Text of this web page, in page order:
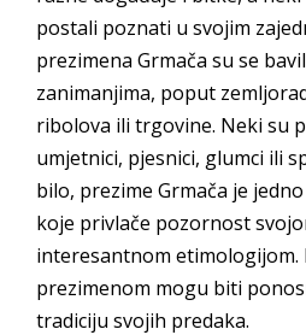
postali poznati u svojim
prezimena Grmača su se
zanimanjima, poput
ribolova ili trgovine. Neki su
umjetnici, pjesnici, glumci ili
bilo, prezime Grmača je
koje privlače pozornost
interesantnom etimologijom.
prezimenom mogu biti
tradiciju svojih predaka.